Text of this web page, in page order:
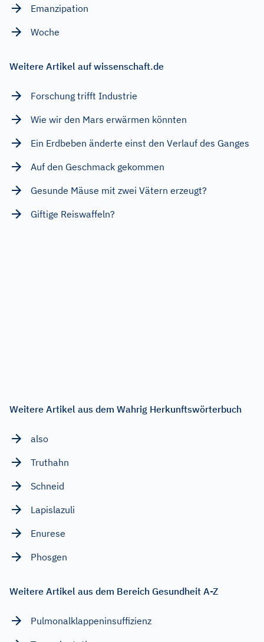
Emanzipation
Woche
Weitere Artikel auf wissenschaft.de
Forschung trifft Industrie
Wie wir den Mars erwärmen könnten
Ein Erdbeben änderte einst den Verlauf des Ganges
Auf den Geschmack gekommen
Gesunde Mäuse mit zwei Vätern erzeugt?
Giftige Reiswaffeln?
Weitere Artikel aus dem Wahrig Herkunftswörterbuch
also
Truthahn
Schneid
Lapislazuli
Enurese
Phosgen
Weitere Artikel aus dem Bereich Gesundheit A-Z
Pulmonalklappeninsuffizienz